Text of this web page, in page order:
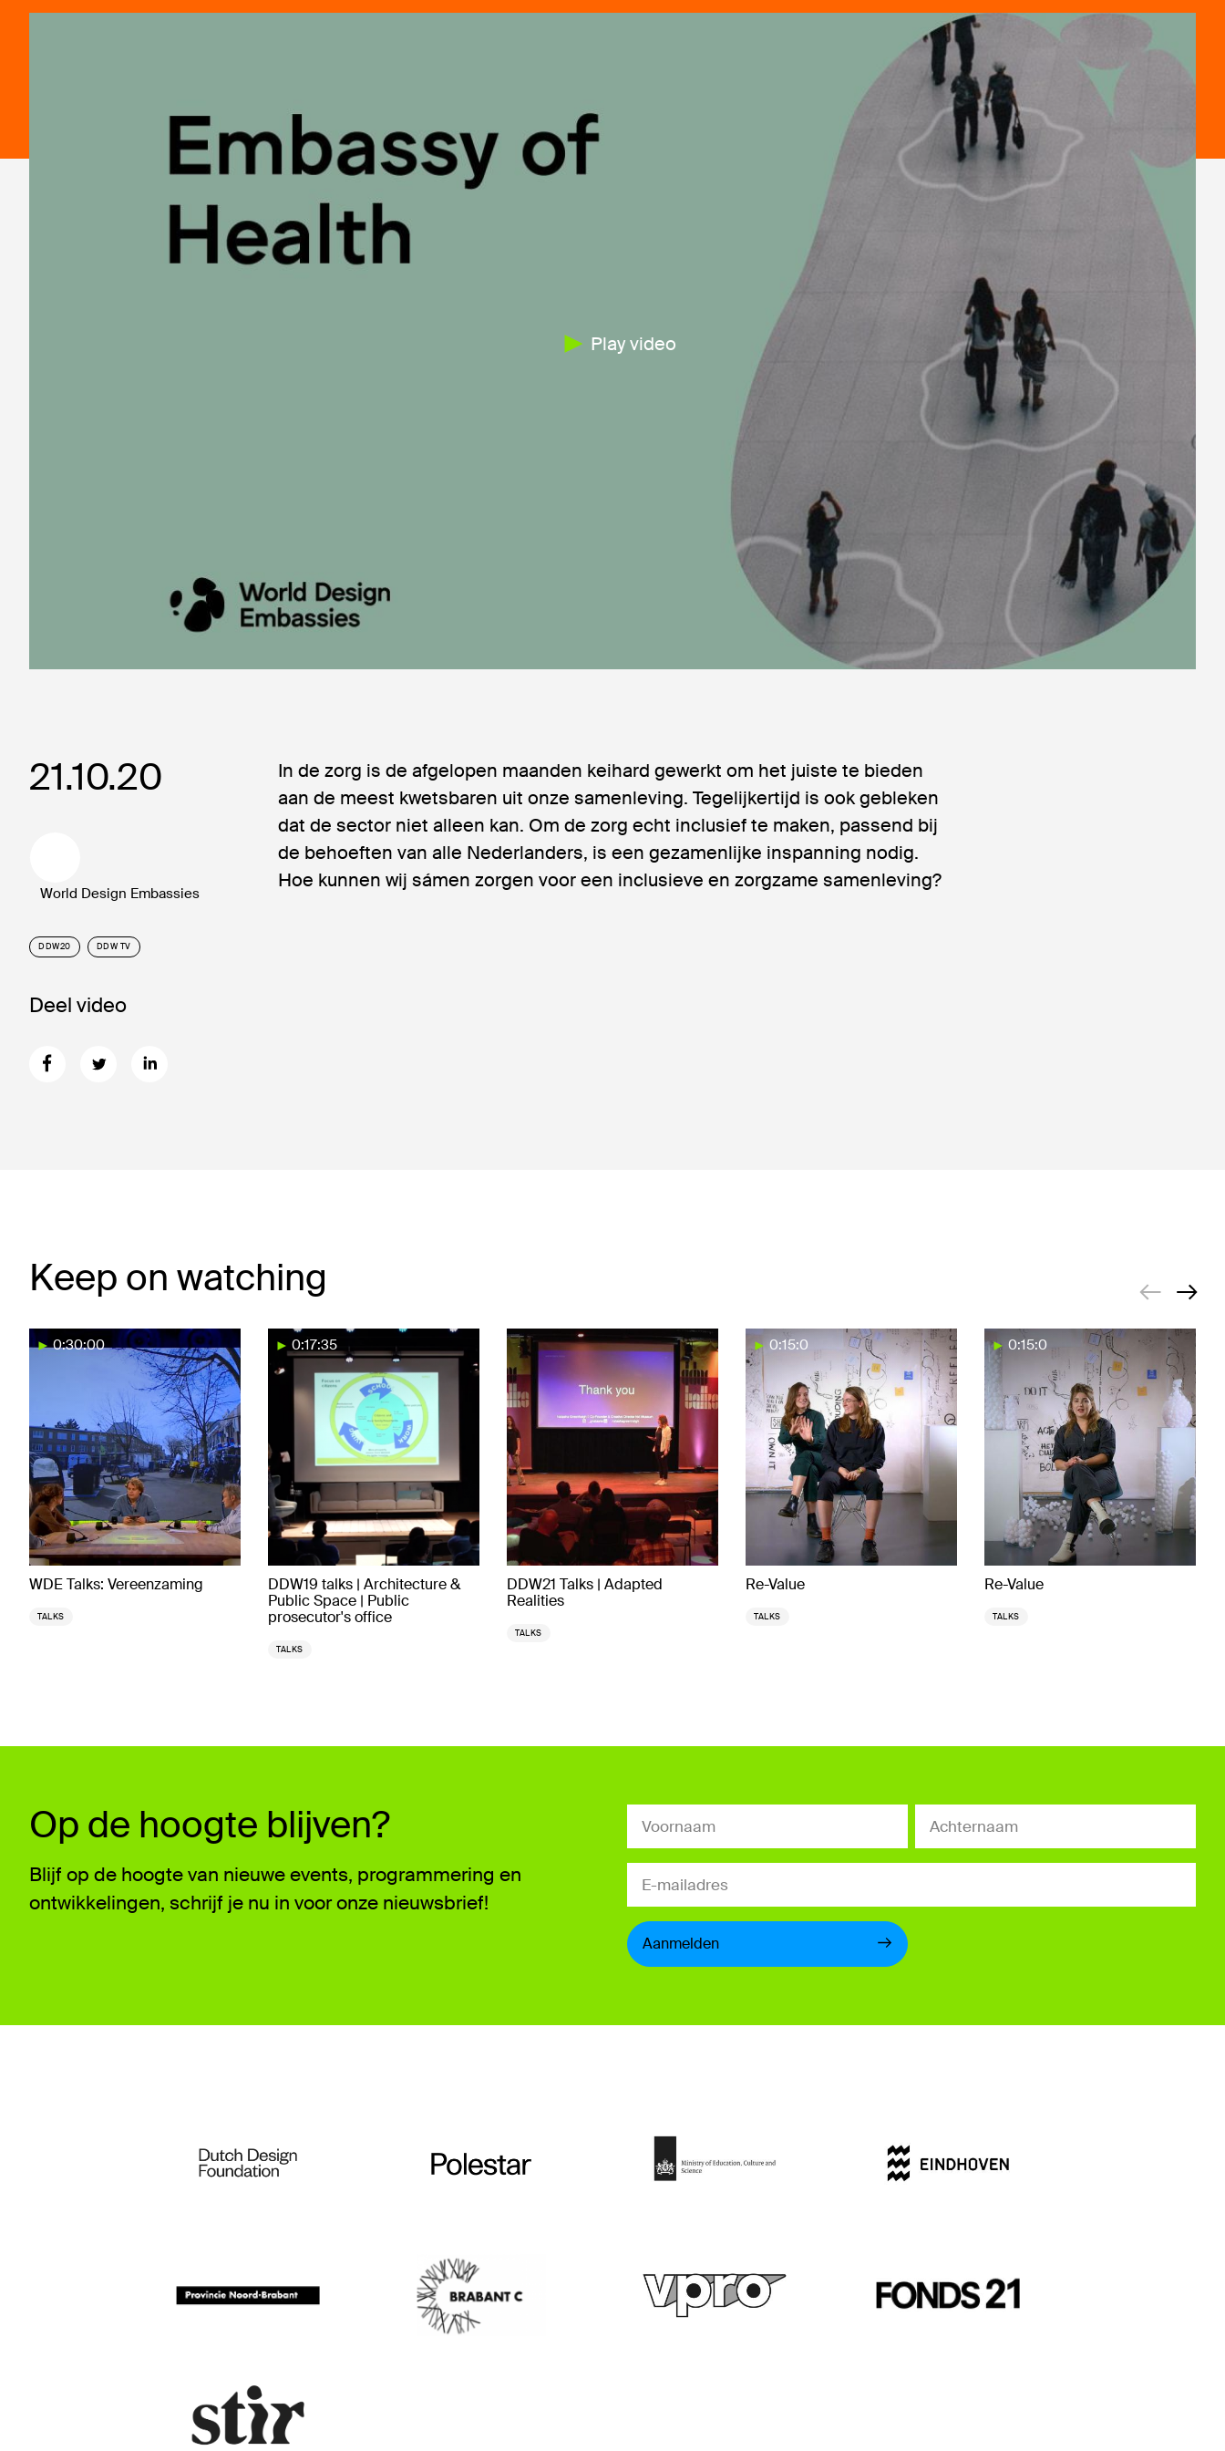
Play video
21.10.20
World Design Embassies
DDW20 DDW TV
Deel video
In de zorg is de afgelopen maanden keihard gewerkt om het juiste te bieden
aan de meest kwetsbaren uit onze samenleving. Tegelijkertijd is ook gebleken
dat de sector niet alleen kan. Om de zorg echt inclusief te maken, passend bij
de behoeften van alle Nederlanders, is een gezamenlijke inspanning nodig.
Hoe kunnen wij sámen zorgen voor een inclusieve en zorgzame samenleving?
Keep on watching
0:30:00
WDE Talks: Vereenzaming
TALKS
0:17:35
DDW19 talks | Architecture &
Public Space | Public
prosecutor's office
TALKS
DDW21 Talks | Adapted
Realities
TALKS
0:15:0
Re-Value
TALKS
0:15:0
Re-Value
TALKS
Op de hoogte blijven?
Blijf op de hoogte van nieuwe events, programmering en
ontwikkelingen, schrijf je nu in voor onze nieuwsbrief!
Aanmelden